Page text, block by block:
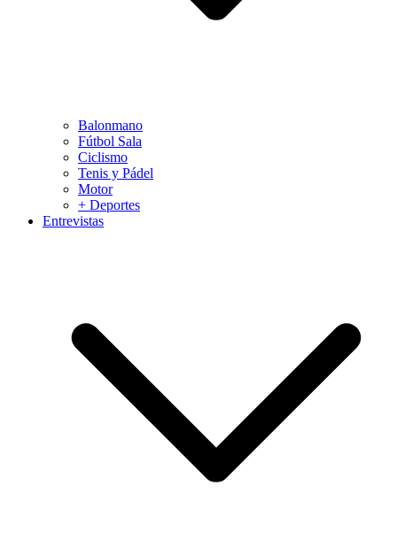
Balonmano
Fútbol Sala
Ciclismo
Tenis y Pádel
Motor
+ Deportes
Entrevistas